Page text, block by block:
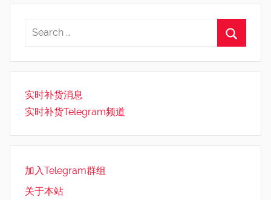
实时补货消息
实时补货Telegram频道
加入Telegram群组
关于本站